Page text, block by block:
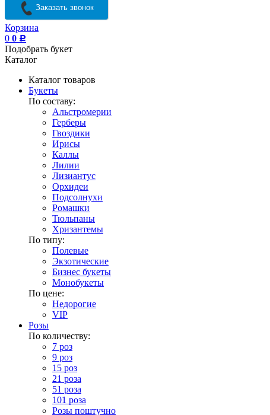
Заказать звонок
Корзина
0 0 Р
Подобрать букет
Каталог
Каталог товаров
Букеты
По составу:
Альстромерии
Герберы
Гвоздики
Ирисы
Каллы
Лилии
Лизиантус
Орхидеи
Подсолнухи
Ромашки
Тюльпаны
Хризантемы
По типу:
Полевые
Экзотические
Бизнес букеты
Монобукеты
По цене:
Недорогие
VIP
Розы
По количеству:
7 роз
9 роз
15 роз
21 роза
51 роза
101 роза
Розы поштучно